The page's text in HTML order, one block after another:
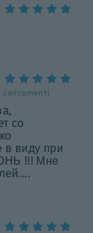
caricamenti
со
виду при
!!! Мне